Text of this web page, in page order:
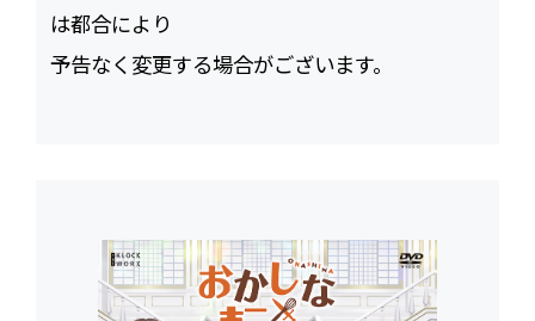
は都合により
予告なく変更する場合がございます。